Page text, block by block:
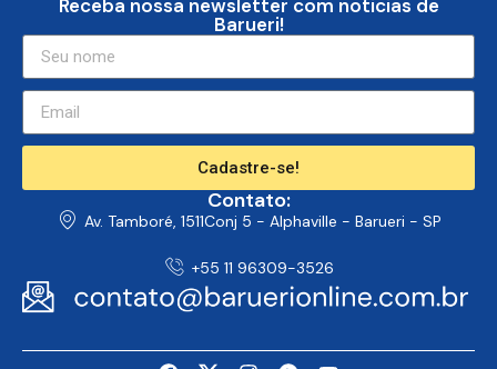
Receba nossa newsletter com noticias de
Barueri!
Cadastre-se!
Contato:
Av. Tamboré, 1511Conj 5 - Alphaville - Barueri - SP
+55 11 96309-3526